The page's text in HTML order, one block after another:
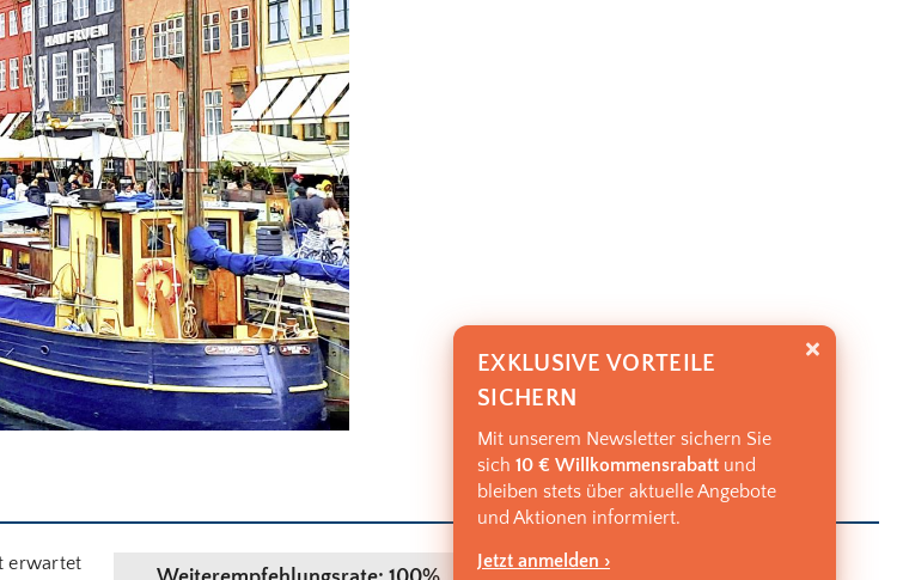
erwartet
PREIS:
EXKLUSIVE VORTEILE
SICHERN
Mit unserem Newsletter sichern Sie
sich 10 € Willkommensrabatt und
bleiben stets über aktuelle Angebote
und Aktionen informiert.
Jetzt anmelden ›